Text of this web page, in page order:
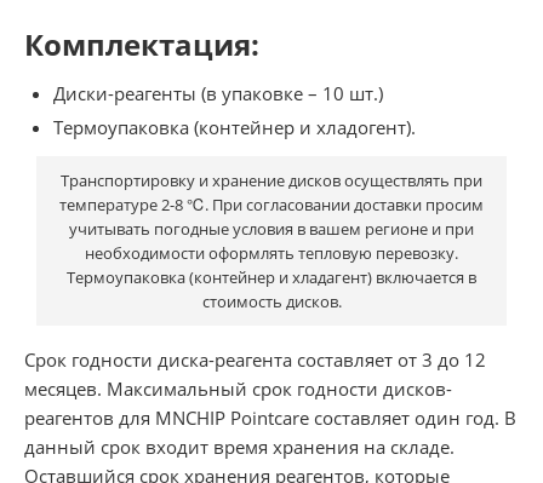
Комплектация:
Диски-реагенты (в упаковке – 10 шт.)
Термоупаковка (контейнер и хладогент).
Транспортировку и хранение дисков осуществлять при
температуре 2-8 ℃. При согласовании доставки просим
учитывать погодные условия в вашем регионе и при
необходимости оформлять тепловую перевозку.
Термоупаковка (контейнер и хладагент) включается в
стоимость дисков.
Срок годности диска-реагента составляет от 3 до 12
месяцев. Максимальный срок годности дисков-
реагентов для MNCHIP Pointcare составляет один год. В
данный срок входит время хранения на складе.
Оставшийся срок хранения реагентов, которые